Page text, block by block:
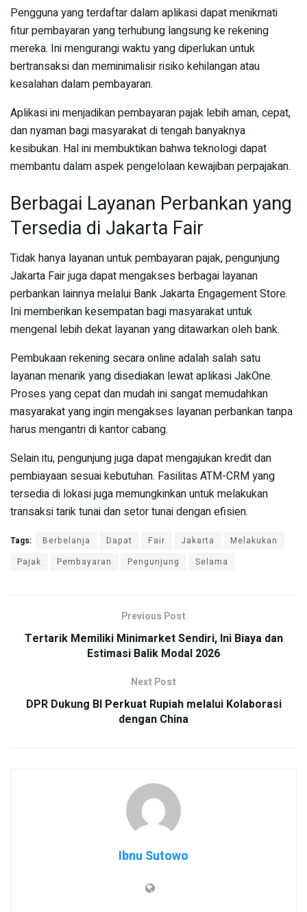
Pengguna yang terdaftar dalam aplikasi dapat menikmati
fitur pembayaran yang terhubung langsung ke rekening
mereka. Ini mengurangi waktu yang diperlukan untuk
bertransaksi dan meminimalisir risiko kehilangan atau
kesalahan dalam pembayaran.
Aplikasi ini menjadikan pembayaran pajak lebih aman, cepat,
dan nyaman bagi masyarakat di tengah banyaknya
kesibukan. Hal ini membuktikan bahwa teknologi dapat
membantu dalam aspek pengelolaan kewajiban perpajakan.
Berbagai Layanan Perbankan yang
Tersedia di Jakarta Fair
Tidak hanya layanan untuk pembayaran pajak, pengunjung
Jakarta Fair juga dapat mengakses berbagai layanan
perbankan lainnya melalui Bank Jakarta Engagement Store.
Ini memberikan kesempatan bagi masyarakat untuk
mengenal lebih dekat layanan yang ditawarkan oleh bank.
Pembukaan rekening secara online adalah salah satu
layanan menarik yang disediakan lewat aplikasi JakOne.
Proses yang cepat dan mudah ini sangat memudahkan
masyarakat yang ingin mengakses layanan perbankan tanpa
harus mengantri di kantor cabang.
Selain itu, pengunjung juga dapat mengajukan kredit dan
pembiayaan sesuai kebutuhan. Fasilitas ATM-CRM yang
tersedia di lokasi juga memungkinkan untuk melakukan
transaksi tarik tunai dan setor tunai dengan efisien.
Tags: Berbelanja Dapat Fair Jakarta
Melakukan
Pajak
Pembayaran Pengunjung Selama
Previous Post
Tertarik Memiliki Minimarket Sendiri, Ini Biaya dan
Estimasi Balik Modal 2026
Next Post
DPR Dukung BI Perkuat Rupiah melalui Kolaborasi
dengan China
Ibnu Sutowo